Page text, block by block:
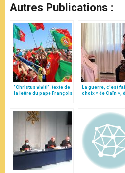
Autres Publications :
"Christus vivit!", texte de
la lettre du pape François
La guerre, c’est
choix « de Caïn »,